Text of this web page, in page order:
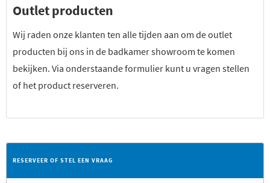
Outlet producten
Wij raden onze klanten ten alle tijden aan om de outlet
producten bij ons in de badkamer showroom te komen
bekijken. Via onderstaande formulier kunt u vragen stellen
of het product reserveren.
RESERVEER OF STEL EEN VRAAG